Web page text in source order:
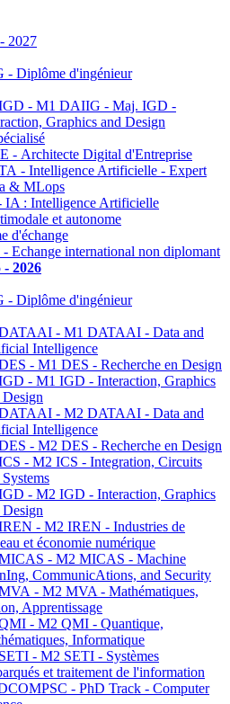
2027
- Diplôme d'ingénieur
- M1 DAIIG - Maj. IGD -
Graphics and Design
- Architecte Digital d'Entreprise
- Intelligence Artificielle - Expert
& MLops
IA : Intelligence Artificielle
et autonome
d'échange
- Echange international non diplomant
- 2026
- Diplôme d'ingénieur
- M1 DATAAI - Data and
Intelligence
- M1 DES - Recherche en Design
- M1 IGD - Interaction, Graphics
Design
- M2 DATAAI - Data and
Intelligence
- M2 DES - Recherche en Design
- M2 ICS - Integration, Circuits
- M2 IGD - Interaction, Graphics
Design
- M2 IREN - Industries de
et économie numérique
- M2 MICAS - Machine
CommunicAtions, and Security
- M2 MVA - Mathématiques,
Apprentissage
- M2 QMI - Quantique,
Informatique
- M2 SETI - Systèmes
et traitement de l'information
- PhD Track - Computer